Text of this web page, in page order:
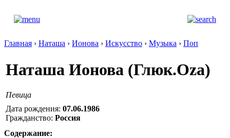
Главная › Наташа › Ионова › Искусство › Музыка › Поп
Наташа Ионова (Глюк.Oza)
Певица
Дата рождения: 07.06.1986
Гражданство: Россия
Содержание: